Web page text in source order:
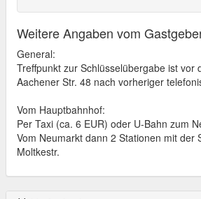
Weitere Angaben vom
General:
Treffpunkt zur Schlüsselübergabe ist vor
Aachener Str. 48 nach vorheriger
Vom Hauptbahnhof:
Per Taxi (ca. 6 EUR) oder U-Bahn zum
Vom Neumarkt dann 2 Stationen mit der
Moltkestr.